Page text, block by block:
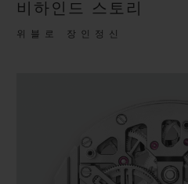
비하인드 스토리
위블로 장인정신